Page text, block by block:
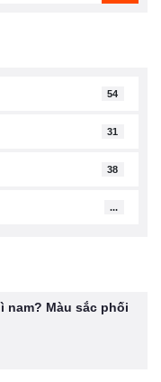
54
31
38
...
nam? Màu sắc phối